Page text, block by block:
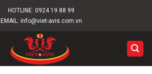
HOTLINE: 0924 19 88 99
EMAIL: info@viet-avis.com.vn